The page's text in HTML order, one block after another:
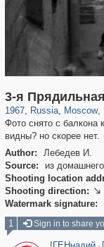
3-я Прядильная
1967, Russia
1,407,373
, Moscow
319,882 8,286
,
20,942
Фото снято с балкона
видны? но скорее нет.
Author:
Лебедев И.
Source:
из
Shooting location
Shooting direction: 
Watermark signature:
1
Sign in to share